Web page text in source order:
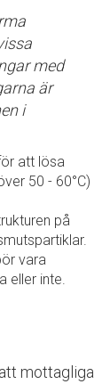
med
är
i
att lösa
50 - 60°C)
på
vara
eller inte.
mottagliga